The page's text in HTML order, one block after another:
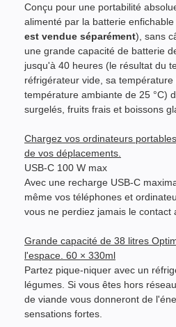
Conçu pour une portabilité
alimenté par la batterie enfichable
est vendue séparément), sans
une grande capacité de batterie
jusqu'à 40 heures (le résultat du
réfrigérateur vide, sa
température ambiante de 25 °C)
surgelés, fruits frais et boissons
Chargez vos ordinateurs
de vos déplacements.
USB-C 100 W max
Avec une recharge USB-C
même vos téléphones et
vous ne perdiez jamais le contact
Grande capacité de 38 litres
l'espace. 60 × 330ml
Partez pique-niquer avec un
légumes. Si vous êtes hors
de viande vous donneront de
sensations fortes.